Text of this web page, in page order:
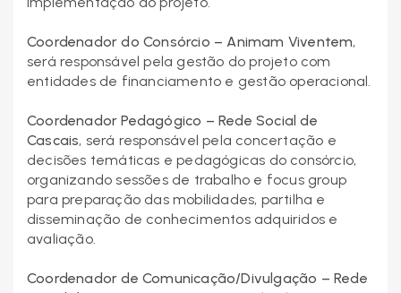
Coordenador do Consórcio – Animam Viventem,
será responsável pela gestão do projeto com
entidades de financiamento e gestão operacional.
Coordenador Pedagógico – Rede Social de
Cascais, será responsável pela concertação e
decisões temáticas e pedagógicas do consórcio,
organizando sessões de trabalho e focus group
para preparação das mobilidades, partilha e
disseminação de conhecimentos adquiridos e
avaliação.
Coordenador de Comunicação/Divulgação – Rede